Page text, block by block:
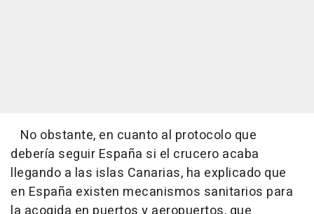
No obstante, en cuanto al protocolo que
debería seguir España si el crucero acaba
llegando a las islas Canarias, ha explicado que
en España existen mecanismos sanitarios para